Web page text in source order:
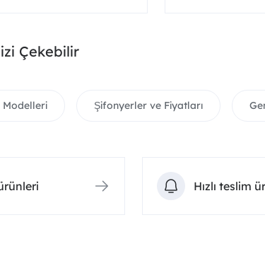
Çekebilir
Modelleri Şifonyerler ve Fiyatları
Hızlı teslim